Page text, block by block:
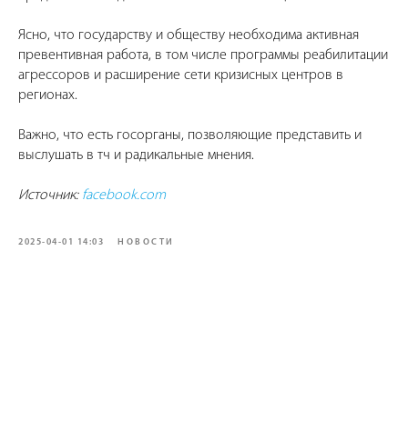
Ясно, что государству и обществу необходима активная
превентивная работа, в том числе программы реабилитации
агрессоров и расширение сети кризисных центров в
регионах.
Важно, что есть госорганы, позволяющие представить и
выслушать в тч и радикальные мнения.
Источник: facebook.com
2025-04-01 14:03 НОВОСТИ